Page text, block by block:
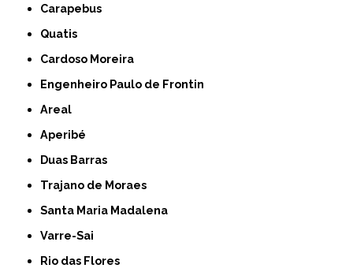
Carapebus
Quatis
Cardoso Moreira
Engenheiro Paulo de Frontin
Areal
Aperibé
Duas Barras
Trajano de Moraes
Santa Maria Madalena
Varre-Sai
Rio das Flores